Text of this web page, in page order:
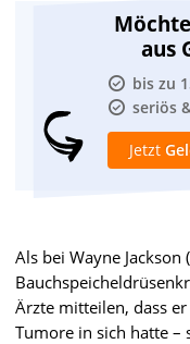
aus
bis zu
seriös
Jetzt
Als bei Wayne
Ärzte mitteilen, dass
Tumore in sich hatte –